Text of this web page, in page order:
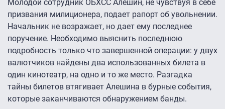
Молодой сотрудник ОБХСС Алешин, не чувствуя в себе
призвания милиционера, подает рапорт об увольнении.
Начальник не возражает, но дает ему последнее
поручение. Необходимо выяснить последнюю
подробность только что завершенной операции: у двух
валютчиков найдены два использованных билета в
один кинотеатр, на одно и то же место. Разгадка
тайны билетов втягивает Алешина в бурные события,
которые заканчиваются обнаружением банды.